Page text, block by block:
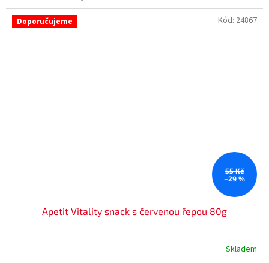
Doporučujeme
55 Kč
–29 %
Apetit Vitality snack s červenou řepou 80g
Skladem
Kód: 24867